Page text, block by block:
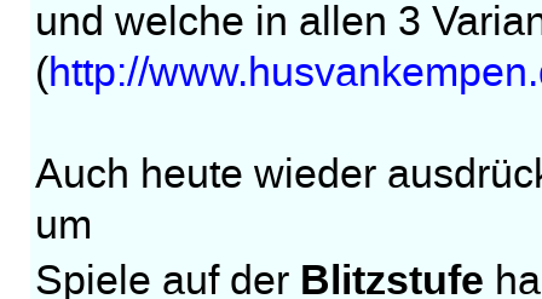
und welche in allen 3
(http://
Auch heute wieder
um
Spiele auf der Blitzstufe